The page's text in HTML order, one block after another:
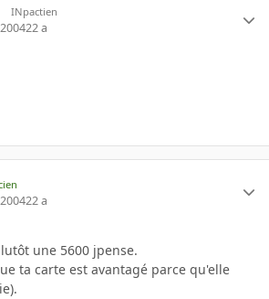
INpactien
22 a
22 a
une 5600 jpense.
ta carte est avantagé parce qu'elle